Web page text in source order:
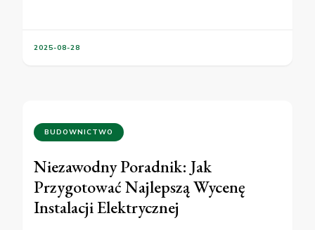
2025-08-28
BUDOWNICTWO
Niezawodny Poradnik: Jak
Przygotować Najlepszą Wycenę
Instalacji Elektrycznej